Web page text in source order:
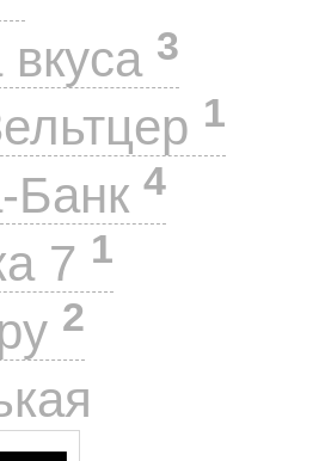
3
1
4
7 1
2